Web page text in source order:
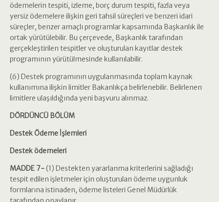
ödemelerin tespiti, izleme, borç durum tespiti, fazla veya
yersiz ödemelere ilişkin geri tahsil süreçleri ve benzeri idari
süreçler, benzer amaçlı programlar kapsamında Başkanlık ile
ortak yürütülebilir. Bu çerçevede, Başkanlık tarafından
gerçekleştirilen tespitler ve oluşturulan kayıtlar destek
programının yürütülmesinde kullanılabilir.
(6) Destek programının uygulanmasında toplam kaynak
kullanımına ilişkin limitler Bakanlıkça belirlenebilir. Belirlenen
limitlere ulaşıldığında yeni başvuru alınmaz.
DÖRDÜNCÜ BÖLÜM
Destek Ödeme İşlemleri
Destek ödemeleri
MADDE 7-(1) Destekten yararlanma kriterlerini sağladığı
tespit edilen işletmeler için oluşturulan ödeme uygunluk
formlarına istinaden, ödeme listeleri Genel Müdürlük